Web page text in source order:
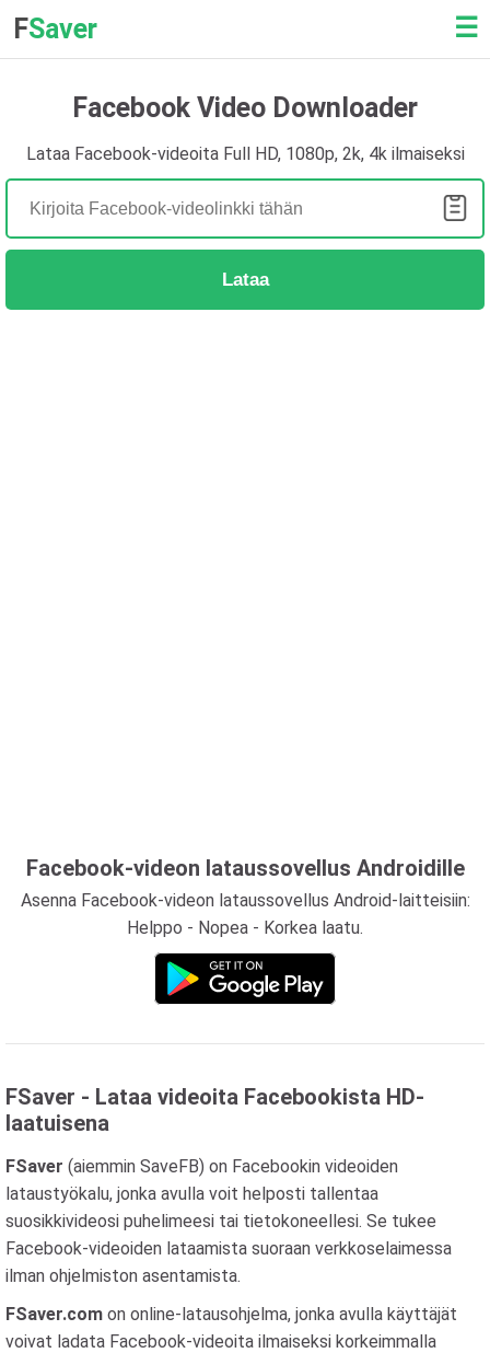
FSaver ☰
Facebook Video Downloader
Lataa Facebook-videoita Full HD, 1080p, 2k, 4k ilmaiseksi
Lataa
Facebook-videon lataussovellus Androidille
Asenna Facebook-videon lataussovellus Android-laitteisiin:
Helppo - Nopea - Korkea laatu.
FSaver - Lataa videoita Facebookista HD-
laatuisena
FSaver (aiemmin SaveFB) on Facebookin videoiden
lataustyökalu, jonka avulla voit helposti tallentaa
suosikkivideosi puhelimeesi tai tietokoneellesi. Se tukee
Facebook-videoiden lataamista suoraan verkkoselaimessa
ilman ohjelmiston asentamista.
FSaver.com on online-latausohjelma, jonka avulla käyttäjät
voivat ladata Facebook-videoita ilmaiseksi korkeimmalla